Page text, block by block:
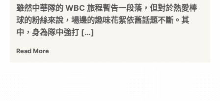
雖然中華隊的 WBC 旅程暫告一段落，但對於熱愛棒
球的粉絲來說，場邊的趣味花絮依舊話題不斷。其
中，身為隊中強打 […]
Read More